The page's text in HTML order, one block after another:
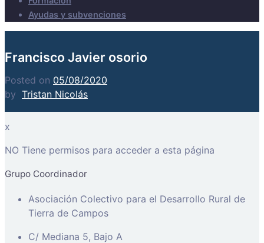
Ayudas y subvenciones
Francisco Javier osorio
Posted on 05/08/2020
by Tristan Nicolás
x
NO Tiene permisos para acceder a esta página
Grupo Coordinador
Asociación Colectivo para el Desarrollo Rural de
Tierra de Campos
C/ Mediana 5, Bajo A